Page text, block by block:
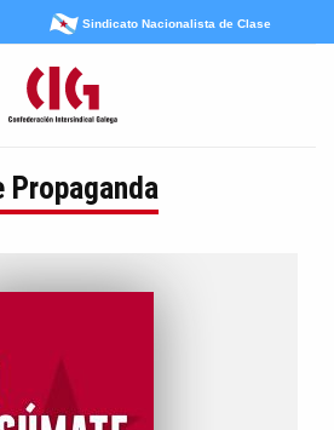
Sindicato Nacionalista de Clase
Propaganda